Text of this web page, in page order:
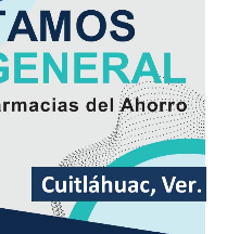
de ríos y arroyos
entorno por posibles
de laderas.
por disminución de
viento arrachado,
granizadas en áreas de